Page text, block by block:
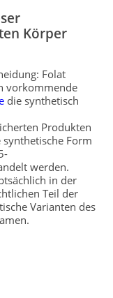
Körper
Folat
vorkommende
die synthetisch
Produkten
Form
werden.
in der
Teil der
Varianten des